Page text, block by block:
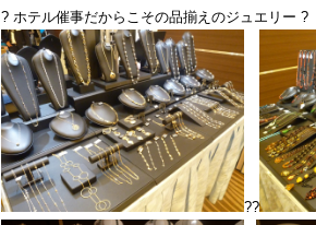
? ホテル催事だからこその品揃えのジュエリー ?
??